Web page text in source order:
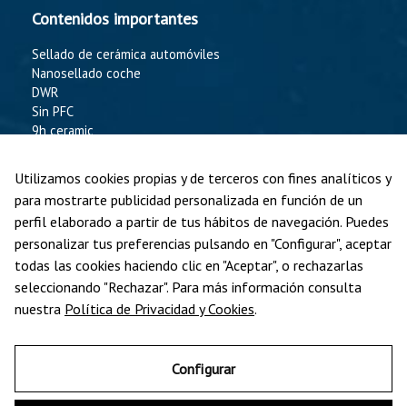
Contenidos importantes
Sellado de cerámica automóviles
Nanosellado coche
DWR
Sin PFC
9h ceramic
Social media
Facebook
Instagram
LinkedIn
Utilizamos cookies propias y de terceros con fines analíticos y
para mostrarte publicidad personalizada en función de un
perfil elaborado a partir de tus hábitos de navegación. Puedes
personalizar tus preferencias pulsando en "Configurar", aceptar
todas las cookies haciendo clic en "Aceptar", o rechazarlas
seleccionando "Rechazar". Para más información consulta
nuestra Política de Privacidad y Cookies.
Configurar